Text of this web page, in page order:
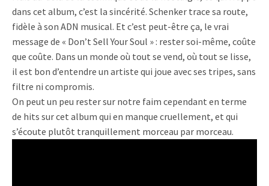
dans cet album, c’est la sincérité. Schenker trace sa route,
fidèle à son ADN musical. Et c’est peut-être ça, le vrai
message de « Don’t Sell Your Soul » : rester soi-même, coûte
que coûte. Dans un monde où tout se vend, où tout se lisse,
il est bon d’entendre un artiste qui joue avec ses tripes, sans
filtre ni compromis.
On peut un peu rester sur notre faim cependant en terme
de hits sur cet album qui en manque cruellement, et qui
s’écoute plutôt tranquillement morceau par morceau.